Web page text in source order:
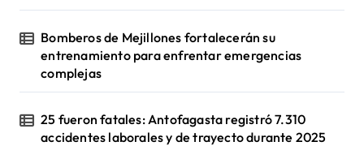
Bomberos de Mejillones fortalecerán su
entrenamiento para enfrentar emergencias
complejas
25 fueron fatales: Antofagasta registró 7.310
accidentes laborales y de trayecto durante 2025